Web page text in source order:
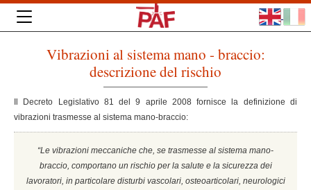
Vibrazioni al sistema mano - braccio:
descrizione del rischio
Il Decreto Legislativo 81 del 9 aprile 2008 fornisce la definizione di
vibrazioni trasmesse al sistema mano-braccio:
“Le vibrazioni meccaniche che, se trasmesse al sistema mano-
braccio, comportano un rischio per la salute e la sicurezza dei
lavoratori, in particolare disturbi vascolari, osteoarticolari, neurologici